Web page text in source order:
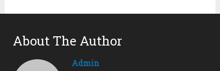
About The Author
Admin